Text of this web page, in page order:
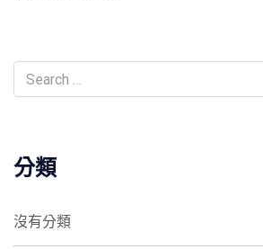
分類
沒有分類